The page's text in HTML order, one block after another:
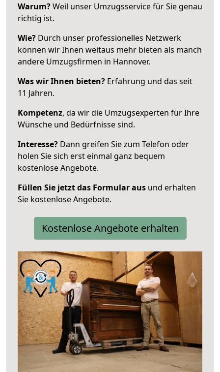
Warum?Weil unser Umzugsservice für Sie genau
richtig ist.
Wie? Durch unser professionelles Netzwerk
können wir Ihnen weitaus mehr bieten als manch
andere Umzugsfirmen in Hannover.
Was wir Ihnen bieten? Erfahrung und das seit
11 Jahren.
Kompetenz, da wir die Umzugsexperten für Ihre
Wünsche und Bedürfnisse sind.
Interesse? Dann greifen Sie zum Telefon oder
holen Sie sich erst einmal ganz bequem
kostenlose Angebote.
Füllen Sie jetzt das Formular aus und erhalten
Sie kostenlose Angebote.
Kostenlose Angebote erhalten